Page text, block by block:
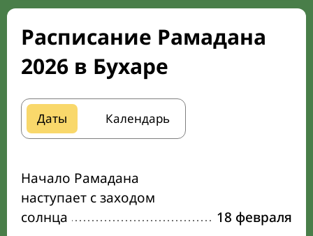
Расписание Рамадана
2026 в Бухаре
Даты Календарь
Начало Рамадана
наступает с заходом
солнца
18 февраля